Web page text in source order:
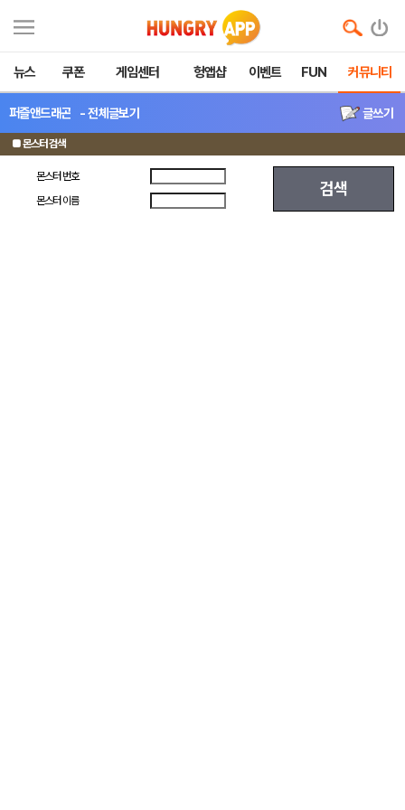
뉴스 쿠폰 게임센터 헝앱샵 이벤트 FUN 커뮤니티
퍼즐앤드래곤 - 전체글보기 글쓰기
■ 몬스터 검색
몬스터 번호
검색
몬스터 이름